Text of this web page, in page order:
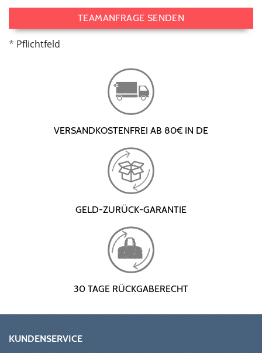
TEAMANFRAGE SENDEN
Pflichtfeld
VERSANDKOSTENFREI AB 80€ IN DE
GELD-ZURÜCK-GARANTIE
30 TAGE RÜCKGABERECHT
KUNDENSERVICE